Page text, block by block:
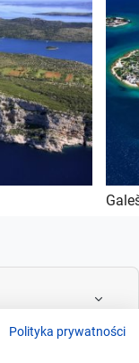
Polityka prywatności